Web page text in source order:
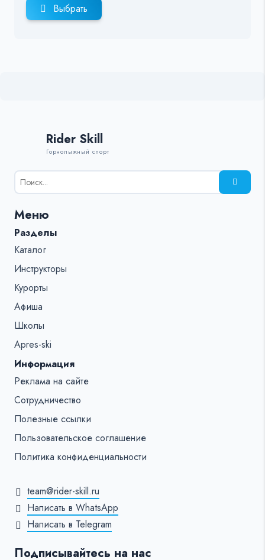
Выбрать
Rider Skill
Горнолыжный спорт
Результаты
поиска
%s:
Меню
Разделы
Каталог
Инструкторы
Курорты
Афиша
Школы
Apres-ski
Информация
Реклама на сайте
Сотрудничество
Полезные ссылки
Пользовательское соглашение
Политика конфиденциальности
team@rider-skill.ru
Написать в WhatsApp
Написать в Telegram
Подписывайтесь на нас